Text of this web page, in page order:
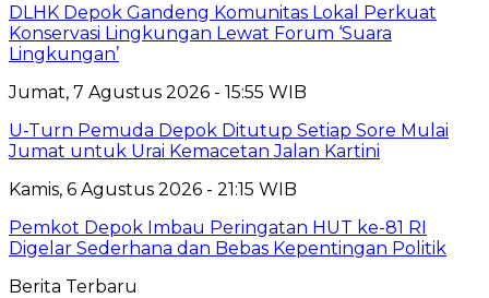
DLHK Depok Gandeng Komunitas Lokal Perkuat
Konservasi Lingkungan Lewat Forum ‘Suara
Lingkungan’
Jumat, 7 Agustus 2026 - 15:55 WIB
U-Turn Pemuda Depok Ditutup Setiap Sore Mulai
Jumat untuk Urai Kemacetan Jalan Kartini
Kamis, 6 Agustus 2026 - 21:15 WIB
Pemkot Depok Imbau Peringatan HUT ke-81 RI
Digelar Sederhana dan Bebas Kepentingan Politik
Berita Terbaru